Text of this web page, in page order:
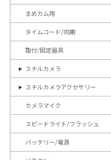
まめカム用
タイムコード/同期
取付/固定器具
スチルカメラ
スチルカメラアクセサリー
カメラマイク
スピードライト/フラッシュ
バッテリー/電源